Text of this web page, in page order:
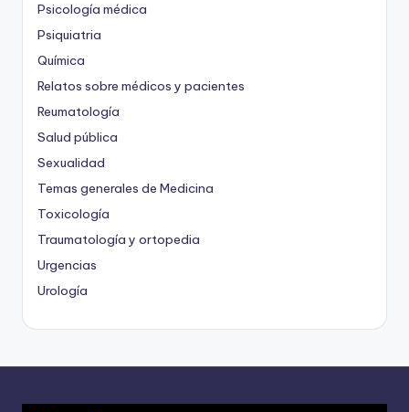
Psicología médica
Psiquiatria
Química
Relatos sobre médicos y pacientes
Reumatología
Salud pública
Sexualidad
Temas generales de Medicina
Toxicología
Traumatología y ortopedia
Urgencias
Urología